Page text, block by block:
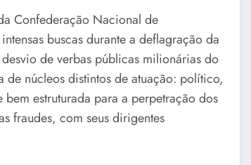
Confederação Nacional de
buscas durante a deflagração da
de verbas públicas milionárias do
núcleos distintos de atuação: político,
estruturada para a perpetração dos
fraudes, com seus dirigentes